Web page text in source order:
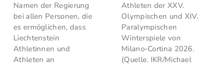
Namen der Regierung
bei allen Personen, die
es ermöglichen, dass
Liechtenstein
Athletinnen und
Athleten an
Athleten der XXV.
Olympischen und XIV.
Paralympischen
Winterspiele von
Milano-Cortina 2026.
(Quelle. IKR/Michael